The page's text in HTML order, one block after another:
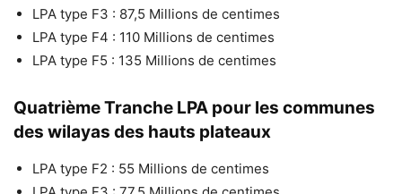
LPA type F3 : 87,5 Millions de centimes
LPA type F4 : 110 Millions de centimes
LPA type F5 : 135 Millions de centimes
Quatrième Tranche LPA pour les communes
des wilayas des hauts plateaux
LPA type F2 : 55 Millions de centimes